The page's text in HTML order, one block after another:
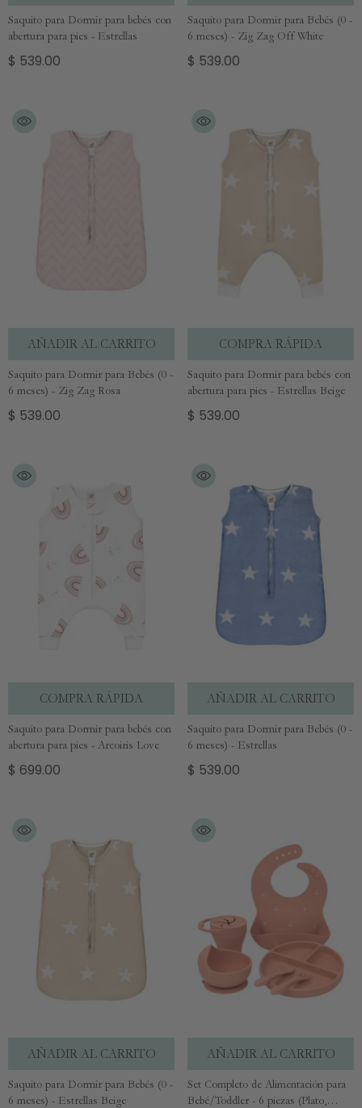
Saquito para Dormir para bebés con
abertura para pies - Estrellas
$ 539.00
Saquito para Dormir para Bebés (0 -
6 meses) - Zig Zag Off White
$ 539.00
AÑADIR AL CARRITO
Saquito para Dormir para Bebés (0 -
6 meses) - Zig Zag Rosa
$ 539.00
COMPRA RÁPIDA
Saquito para Dormir para bebés con
abertura para pies - Estrellas Beige
$ 539.00
COMPRA RÁPIDA
Saquito para Dormir para bebés con
abertura para pies - Arcoiris Love
$ 699.00
AÑADIR AL CARRITO
Saquito para Dormir para Bebés (0 -
6 meses) - Estrellas
$ 539.00
AÑADIR AL CARRITO
Saquito para Dormir para Bebés (0 -
6 meses) - Estrellas Beige
AÑADIR AL CARRITO
Set Completo de Alimentación para
Bebé/Toddler - 6 piezas (Plato,